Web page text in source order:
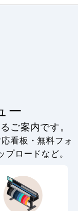
ー
ご案内です。
看板・無料フォ
ロードなど。